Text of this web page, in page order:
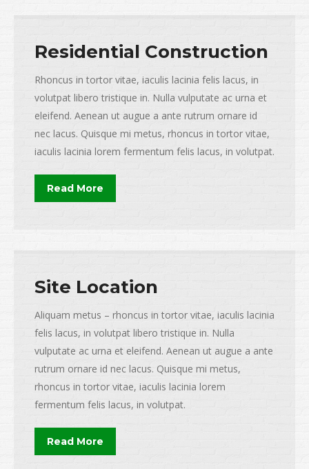
Residential Construction
Rhoncus in tortor vitae, iaculis lacinia felis lacus, in
volutpat libero tristique in. Nulla vulputate ac urna et
eleifend. Aenean ut augue a ante rutrum ornare id
nec lacus. Quisque mi metus, rhoncus in tortor vitae,
iaculis lacinia lorem fermentum felis lacus, in volutpat.
Read More
Site Location
Aliquam metus – rhoncus in tortor vitae, iaculis lacinia
felis lacus, in volutpat libero tristique in. Nulla
vulputate ac urna et eleifend. Aenean ut augue a ante
rutrum ornare id nec lacus. Quisque mi metus,
rhoncus in tortor vitae, iaculis lacinia lorem
fermentum felis lacus, in volutpat.
Read More